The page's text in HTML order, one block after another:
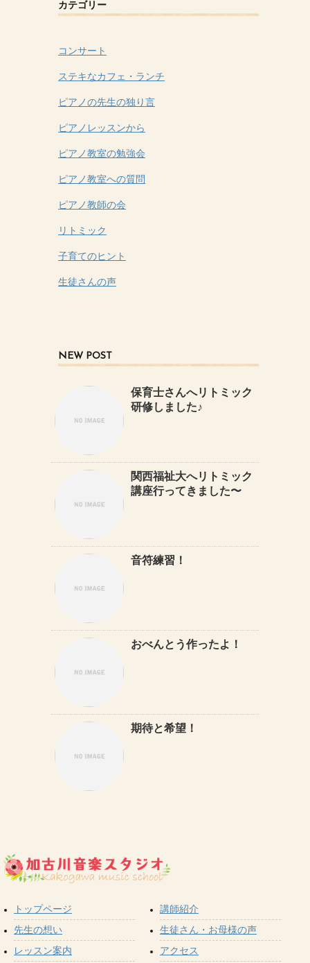
カテゴリー
コンサート
ステキなカフェ・ランチ
ピアノの先生の独り言
ピアノレッスンから
ピアノ教室の勉強会
ピアノ教室への質問
ピアノ教師の会
リトミック
子育てのヒント
生徒さんの声
NEW POST
保育士さんへリトミック
研修しました♪
関西福祉大へリトミック
講座行ってきました〜
音符練習！
おべんとう作ったよ！
期待と希望！
トップページ
先生の想い
レッスン案内
講師紹介
生徒さん・お母様の声
アクセス